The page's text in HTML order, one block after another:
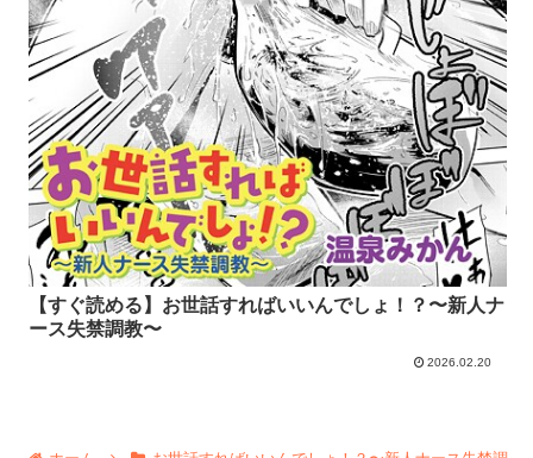
【すぐ読める】お世話すればいいんでしょ！？〜新人ナ
ース失禁調教〜
2026.02.20